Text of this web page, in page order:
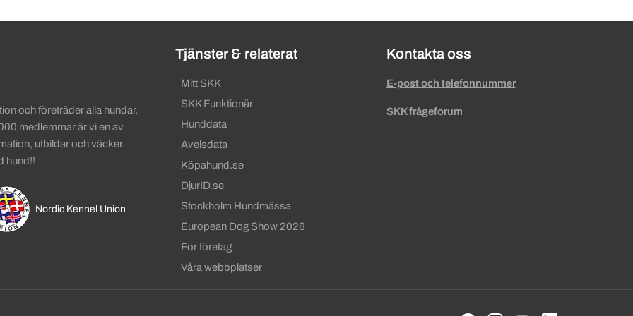
länkar
och företräder alla hundar,
medlemmar är vi en av
utbildar och väcker
hund!!
Nordic Kennel Union
Tjänster & relaterat
Mitt SKK
SKK Funktionär
Hunddata
Avelsdata
Köpahund.se
DjurID.se
Stockholm Hundmässa
European Dog Show 2026
För företag
Våra webbplatser
Kontakta oss
E-post och telefonnummer
SKK frågeforum